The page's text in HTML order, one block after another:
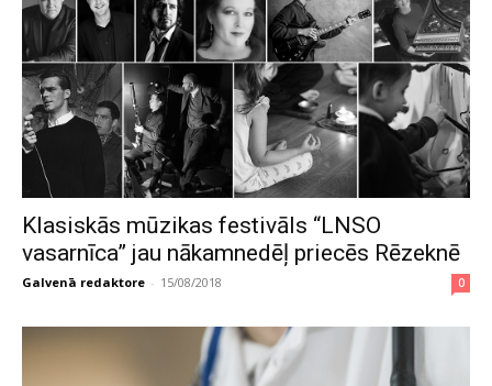
Klasiskās mūzikas festivāls “LNSO
vasarnīca” jau nākamnedēļ priecēs Rēzeknē
Galvenā redaktore - 15/08/2018 0